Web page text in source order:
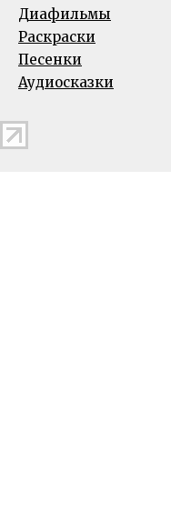
Диафильмы
Раскраски
Песенки
Аудиосказки